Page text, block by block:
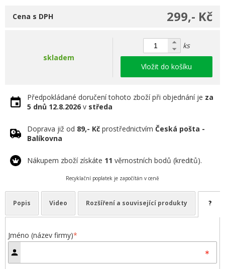
299,- Kč
Cena s DPH
skladem
ks
Vložit do košíku
Předpokládané doručení tohoto zboží při objednání je za
5 dnů 12.8.2026 v středa
Doprava již od 89,- Kč prostřednictvím Česká pošta -
Balíkovna
Nákupem zboží získáte 11 věrnostních bodů (kreditů).
Recyklační poplatek je započítán v ceně
Popis Video Rozšíření a související produkty ?
Jméno (název firmy)*